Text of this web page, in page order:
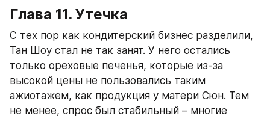
Глава 11. Утечка
С тех пор как кондитерский бизнес разделили,
Тан Шоу стал не так занят. У него остались
только ореховые печенья, которые из-за
высокой цены не пользовались таким
ажиотажем, как продукция у матери Сюн. Тем
не менее, спрос был стабильный – многие